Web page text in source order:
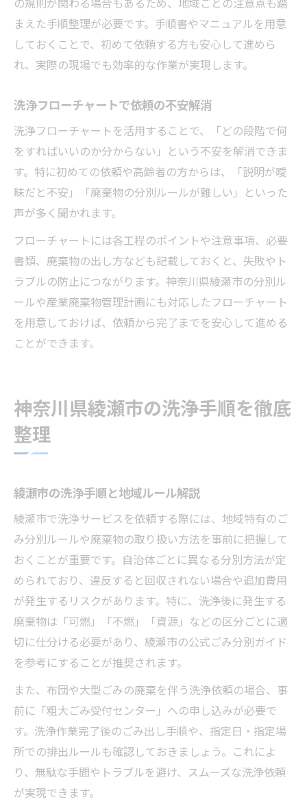
まえた手順整理が必要です。手順書やマニュアルを用意
しておくことで、初めて依頼する方も安心して進めら
れ、実際の現場でも効率的な作業が実現します。
洗浄フローチャートで依頼の不安解消
洗浄フローチャートを活用することで、「どの段階で何
をすればいいのか分からない」という不安を解消できま
す。特に初めての依頼や高齢者の方からは、「説明が曖
昧だと不安」「廃棄物の分別ルールが難しい」といった
声が多く聞かれます。
フローチャートには各工程のポイントや注意事項、必要
書類、廃棄物の出し方なども記載しておくと、失敗やト
ラブルの防止につながります。神奈川県綾瀬市の分別ル
ールや産業廃棄物管理計画にも対応したフローチャート
を用意しておけば、依頼から完了までを安心して進める
ことができます。
神奈川県綾瀬市の洗浄手順を徹底
整理
綾瀬市の洗浄手順と地域ルール解説
綾瀬市で洗浄サービスを依頼する際には、地域特有のご
み分別ルールや廃棄物の取り扱い方法を事前に把握して
おくことが重要です。自治体ごとに異なる分別方法が定
められており、違反すると回収されない場合や追加費用
が発生するリスクがあります。特に、洗浄後に発生する
廃棄物は「可燃」「不燃」「資源」などの区分ごとに適
切に仕分ける必要があり、綾瀬市の公式ごみ分別ガイド
を参考にすることが推奨されます。
また、布団や大型ごみの廃棄を伴う洗浄依頼の場合、事
前に「粗大ごみ受付センター」への申し込みが必要で
す。洗浄作業完了後のごみ出し手順や、指定日・指定場
所での排出ルールも確認しておきましょう。これによ
り、無駄な手間やトラブルを避け、スムーズな洗浄依頼
が実現できます。